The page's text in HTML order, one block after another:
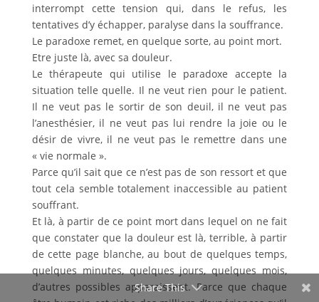
interrompt cette tension qui, dans le refus, les
tentatives d’y échapper, paralyse dans la souffrance.
Le paradoxe remet, en quelque sorte, au point mort.
Etre juste là, avec sa douleur.
Le thérapeute qui utilise le paradoxe accepte la
situation telle quelle. Il ne veut rien pour le patient.
Il ne veut pas le sortir de son deuil, il ne veut pas
l’anesthésier, il ne veut pas lui rendre la joie ou le
désir de vivre, il ne veut pas le remettre dans une
« vie normale ».
Parce qu’il sait que ce n’est pas de son ressort et que
tout cela semble totalement inaccessible au patient
souffrant.
Et là, à partir de ce point mort dans lequel on ne fait
que constater que la douleur est là, terrible, à partir
de cette page blanche, au bout de quelques temps,
quelques minutes, quelques jours, quelques mois,
d’autres possibles apparaissent. Parce que chaque
Share This